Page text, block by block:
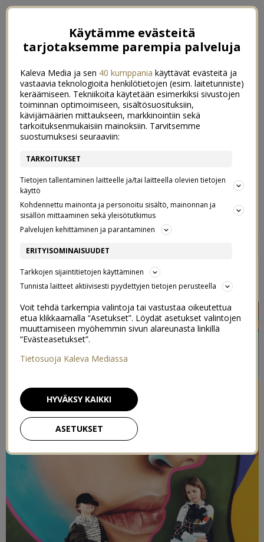
MÄ MEEN MALAGAAN, TAI
MIHIN VAAN
10/01/2017
Käytämme evästeitä
tarjotaksemme parempia palveluja
Kaleva Media ja sen 40 kumppania käyttävät evästeitä ja
vastaavia teknologioita henkilötietojen (esim. laitetunniste)
keräämiseen. Tekniikoita käytetään esimerkiksi sivustojen
toiminnan optimoimiseen, sisältösuosituksiin,
kävijämäärien mittaukseen, markkinointiin sekä
tarkoituksenmukaisiin mainoksiin. Tarvitsemme
suostumuksesi seuraaviin:
TARKOITUKSET
Tietojen tallentaminen laitteelle ja/tai laitteella olevien tietojen
käyttö
Kohdennettu mainonta ja personoitu sisältö, mainonnan ja
sisällön mittaaminen sekä yleisötutkimus
Palvelujen kehittäminen ja parantaminen
ERITYISOMINAISUUDET
Tarkkojen sijaintitietojen käyttäminen
Tunnista laitteet aktiivisesti pyydettyjen tietojen perusteella
Voit tehdä tarkempia valintoja tai vastustaa oikeutettua
etua klikkaamalla “Asetukset”. Löydät asetukset valintojen
muuttamiseen myöhemmin sivun alareunasta linkillä
“Evästeasetukset”.
Tietosuoja Kaleva Mediassa
ASETUKSET
HYVÄKSY KAIKKI